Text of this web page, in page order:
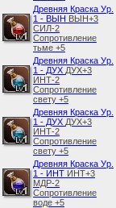
Древняя Краска Ур.
1 - ВЫН ВЫН+3
СИЛ-2
Сопротивление
тьме +5
Древняя Краска Ур.
1 - ДУХ ДУХ+3
ИНТ-2
Сопротивление
свету +5
Древняя Краска Ур.
1 - ДУХ ДУХ+3
ИНТ-2
Сопротивление
свету +5
Древняя Краска Ур.
1 - ИНТ ИНТ+3
МДР-2
Сопротивление
воде +5